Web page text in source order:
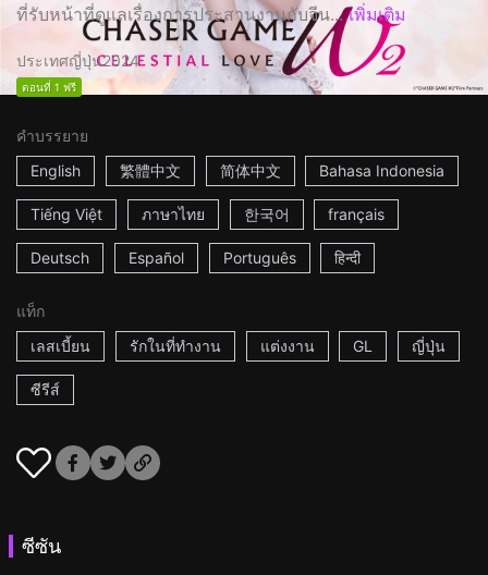
ที่รับหน้าที่ดูแลเรื่องการประสานงานกับจีน... เพิ่มเติม
ประเทศญี่ปุ่น2024
ตอนที่ 1 ฟรี
คำบรรยาย
English
繁體中文 简体中文 Bahasa Indonesia
Tiếng Việt ภาษาไทย 한국어 français
Deutsch Español Português हिन्दी
แท็ก
เลสเบี้ยน
รักในที่ทำงาน แต่งงาน GL ญี่ปุ่น
ซีรีส์
ซีซัน